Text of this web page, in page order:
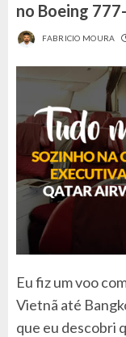
no Boeing
FABRICIO MOURA
Eu fiz um voo
Vietnã até
que eu descobri